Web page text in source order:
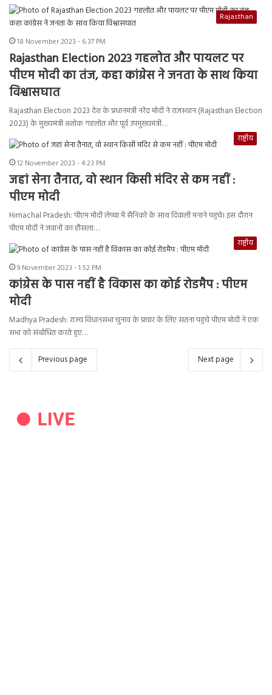
Rajasthan
18 November 2023 - 6:37 PM
Rajasthan Election 2023 गहलोत और पायलट पर
पीएम मोदी का तंज, कहा कांग्रेस ने जनता के साथ किया
विश्वासघात
Rajasthan Election 2023 देश के प्रधानमंत्री नरेंद्र मोदी ने राजस्थान (Rajasthan Election
2023) के मुख्यमंत्री अशोक गहलोत और पूर्व उपमुख्यमंत्री…
राष्ट्रीय
12 November 2023 - 4:23 PM
जहां सेना तैनात, वो स्थान किसी मंदिर से कम नहीं :
पीएम मोदी
Himachal Pradesh: पीएम मोदी लेप्चा में सैनिकों के साथ दिवाली मनाने पहुंचे। इस दौरान
पीएम मोदी ने जवानों का हौसला…
राष्ट्रीय
9 November 2023 - 1:52 PM
कांग्रेस के पास नहीं है विकास का कोई रोडमैप : पीएम
मोदी
Madhya Pradesh: राज्य विधानसभा चुनाव के प्रचार के लिए सतना पहुंचे पीएम मोदी ने एक
सभा को संबोधित करते हुए…
Previous page Next page